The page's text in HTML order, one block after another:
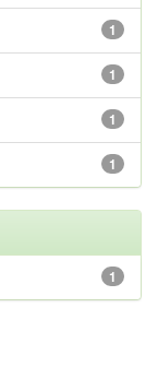
1
1
1
1
1